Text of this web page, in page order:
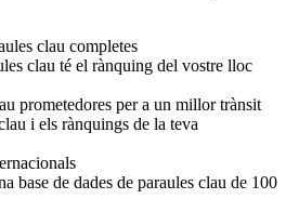
clau completes
clau té el rànquing del vostre lloc
prometedores per a un millor trànsit
i els rànquings de la teva
base de dades de paraules clau de 100